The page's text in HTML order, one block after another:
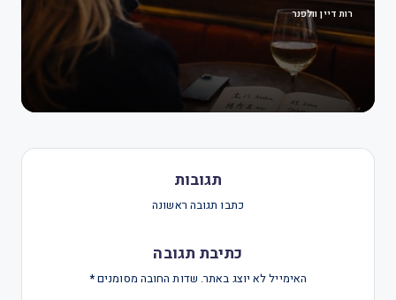
רות דיין וולפנר
תגובות
כתבו תגובה ראשונה
כתיבת תגובה
האימייל לא יוצג באתר. שדות החובה מסומנים*